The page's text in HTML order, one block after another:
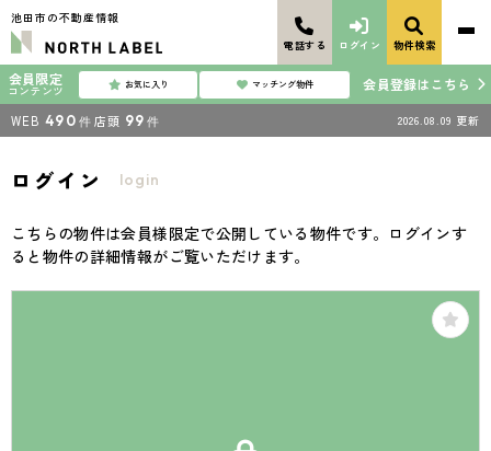
池田市の不動産情報
電話する ログイン 物件検索
会員限定
コンテンツ お気に入り マッチング物件 会員登録はこちら
WEB 490 件 店頭 99 件 2026.08.09 更新
ログイン login
こちらの物件は会員様限定で公開している物件です。ログインす
ると物件の詳細情報がご覧いただけます。